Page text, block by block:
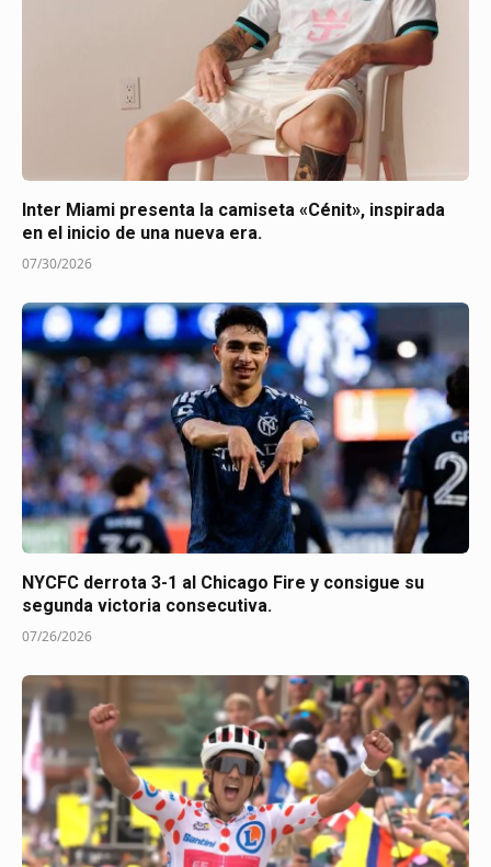
Inter Miami presenta la camiseta «Cénit», inspirada
en el inicio de una nueva era.
07/30/2026
NYCFC derrota 3-1 al Chicago Fire y consigue su
segunda victoria consecutiva.
07/26/2026